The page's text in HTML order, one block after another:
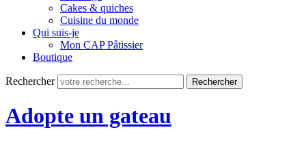
Cakes & quiches
Cuisine du monde
Qui suis-je
Mon CAP Pâtissier
Boutique
Rechercher
Adopte un gateau